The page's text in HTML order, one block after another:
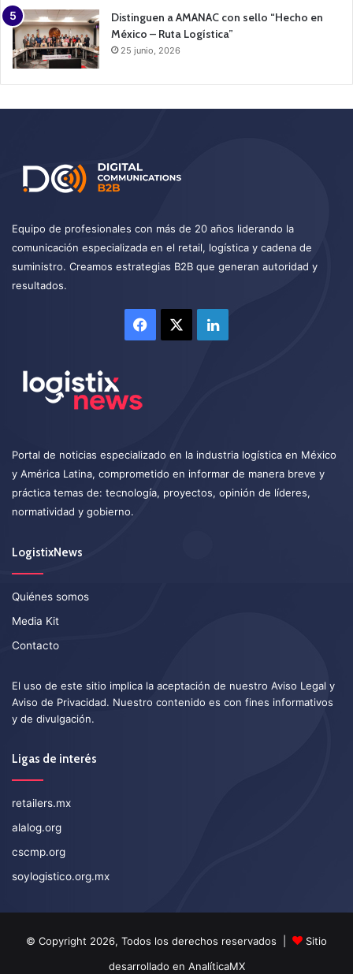
Distinguen a AMANAC con sello “Hecho en
México – Ruta Logística”
25 junio, 2026
Equipo de profesionales con más de 20 años liderando la
comunicación especializada en el retail, logística y cadena de
suministro. Creamos estrategias B2B que generan autoridad y
resultados.
Facebook LinkedIn
Portal de noticias especializado en la industria logística en México
y América Latina, comprometido en informar de manera breve y
práctica temas de: tecnología, proyectos, opinión de líderes,
normatividad y gobierno.
LogistixNews
Quiénes somos
Media Kit
Contacto
El uso de este sitio implica la aceptación de nuestro Aviso Legal y
Aviso de Privacidad. Nuestro contenido es con fines informativos
y de divulgación.
Ligas de interés
retailers.mx
alalog.org
cscmp.org
soylogistico.org.mx
© Copyright 2026, Todos los derechos reservados |
Sitio
desarrollado en AnalíticaMX